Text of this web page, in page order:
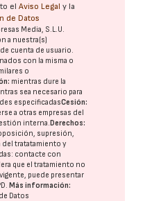
elAviso Legal y la
de Datos
Media, S.L.U.
a nuestra(s)
cuenta de usuario.
con la misma o
o
mientras dure la
sea necesario para
especificadasCesión:
a otras empresas del
interna.Derechos:
supresión,
tratatamiento y
contacte con
que el tratamiento no
puede presentar
.Más información:
Datos